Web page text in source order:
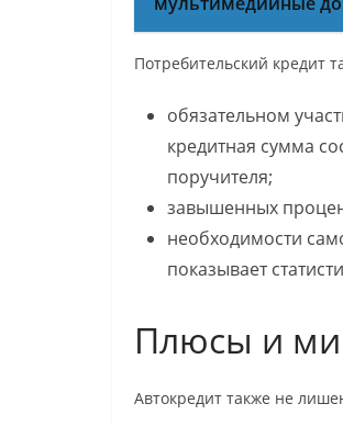
Потребительский кредит
обязательном
кредитная сумма
поручителя;
завышенных
необходимости
показывает
Плюсы и
Автокредит также не